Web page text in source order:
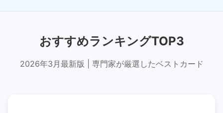
おすすめランキングTOP3
2026年3月最新版 | 専門家が厳選したベストカード